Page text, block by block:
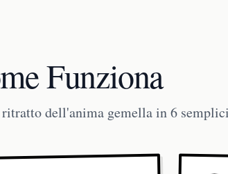
Funziona
dell'anima gemella in 6